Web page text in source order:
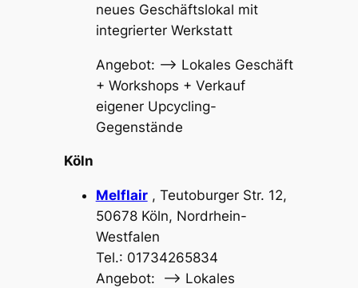
neues Geschäftslokal mit
integrierter Werkstatt
Angebot: –> Lokales Geschäft
+ Workshops + Verkauf
eigener Upcycling-
Gegenstände
Köln
Melflair, Teutoburger Str. 12,
50678 Köln, Nordrhein-
Westfalen
Tel.: 01734265834
Angebot: –> Lokales